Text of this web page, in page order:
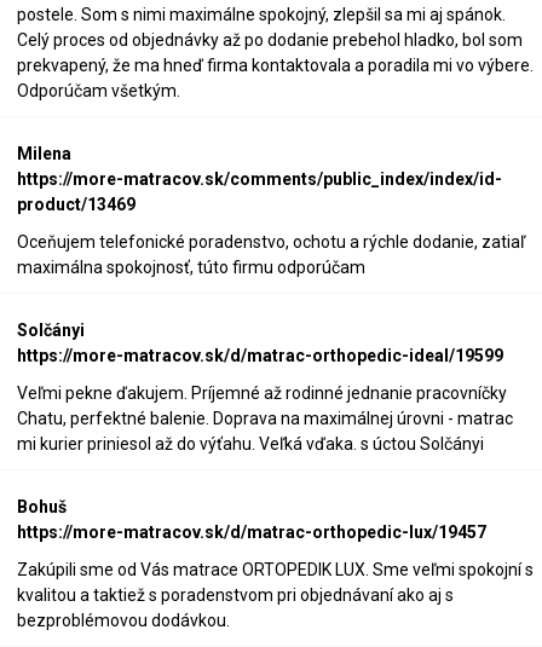
postele. Som s nimi maximálne spokojný, zlepšil sa mi aj spánok.
Celý proces od objednávky až po dodanie prebehol hladko, bol som
prekvapený, že ma hneď firma kontaktovala a poradila mi vo výbere.
Odporúčam všetkým.
Milena
https://more-matracov.sk/comments/public_index/index/id-
product/13469
Oceňujem telefonické poradenstvo, ochotu a rýchle dodanie, zatiaľ
maximálna spokojnosť, túto firmu odporúčam
Solčányi
https://more-matracov.sk/d/matrac-orthopedic-ideal/19599
Veľmi pekne ďakujem. Príjemné až rodinné jednanie pracovníčky
Chatu, perfektné balenie. Doprava na maximálnej úrovni - matrac
mi kurier priniesol až do výťahu. Veľká vďaka. s úctou Solčányi
Bohuš
https://more-matracov.sk/d/matrac-orthopedic-lux/19457
Zakúpili sme od Vás matrace ORTOPEDIK LUX. Sme veľmi spokojní s
kvalitou a taktiež s poradenstvom pri objednávaní ako aj s
bezproblémovou dodávkou.